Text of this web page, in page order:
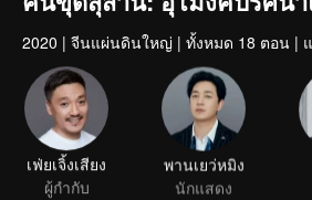
2020 | จีนแผ่นดินใหญ่ | ทั้งหมด 18 ตอน |
เฟ่ยเจิ้งเสียง
ผู้กำกับ
พานเยว่หมิง
นักแสดง